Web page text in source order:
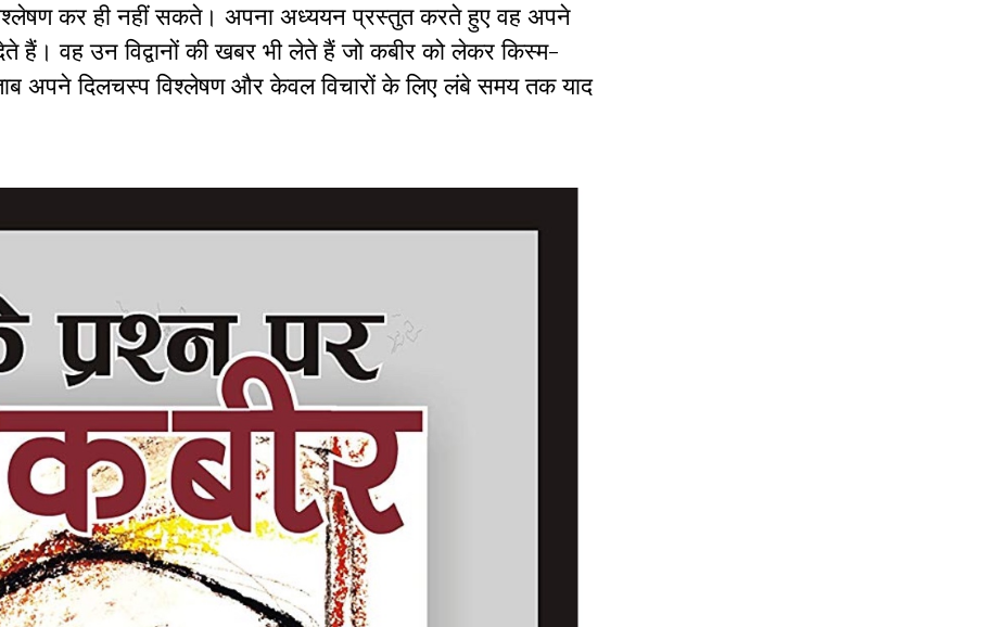
कर ही नहीं सकते। अपना अध्ययन प्रस्तुत करते हुए वह अपने
देते हैं। वह उन विद्वानों की खबर भी लेते हैं जो कबीर को लेकर किस्म-
अपने दिलचस्प विश्लेषण और केवल विचारों के लिए लंबे समय तक याद